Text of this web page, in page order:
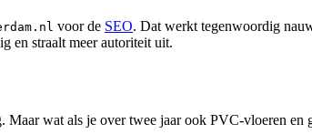
voor de SEO. Dat werkt tegenwoordig
en straalt meer autoriteit uit.
Maar wat als je over twee jaar ook PVC-vloeren